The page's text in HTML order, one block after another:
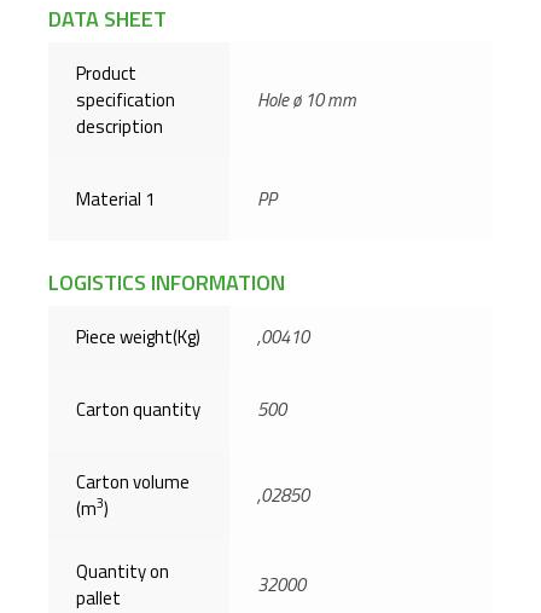
DATA SHEET
Product
specification
description
Hole ø 10 mm
Material 1 PP
LOGISTICS INFORMATION
Piece weight(Kg) ,00410
Carton quantity 500
Carton volume
(m3) ,02850
Quantity on
pallet
32000